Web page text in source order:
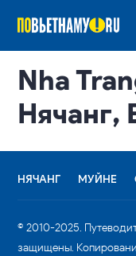
Nha
Нячанг,
НЯЧАНГ МУЙНЕ
© 2010-2025.
защищены.